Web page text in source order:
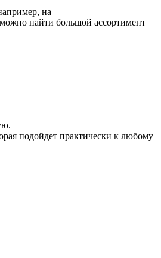
на
найти большой ассортимент
подойдет практически к любому